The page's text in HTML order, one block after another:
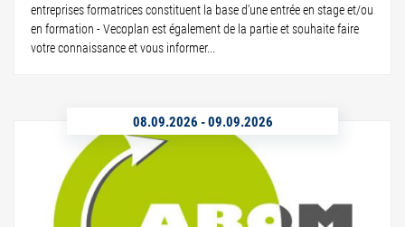
entreprises formatrices constituent la base d'une entrée en stage et/ou
en formation - Vecoplan est également de la partie et souhaite faire
votre connaissance et vous informer...
08.09.2026 -09.09.2026